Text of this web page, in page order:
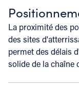
La proximité des
des sites
permet des délais
solide de la chaîne